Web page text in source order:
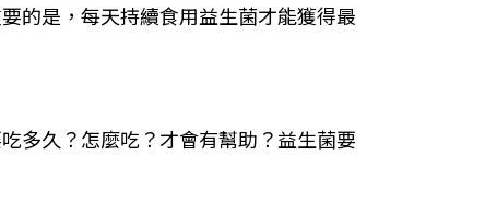
的是，每天持續食用益生菌才能獲得最
多久？怎麼吃？才會有幫助？益生菌要